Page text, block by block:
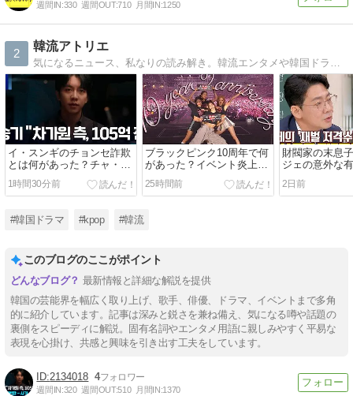
週間IN:330 週間OUT:710 月間IN:1250
2
韓流アトリエ
気になるニュース、私なりの読み解き。韓流エンタメや韓国ドラマの最新情報を独自の視点で。
イ・スンギのチョンセ詐欺
とは何があった？チャ・ガ
ウォンとの関係に迫る
1時間30分前
ブラックピンク10周年で何
があった？イベント炎上理
由とジス謝罪の真相
25時間前
財閥家の末息
ジェの意外な
ない婿養子の
2日前
#韓国ドラマ #kpop #韓流
このブログのここがポイント
最新情報と詳細な解説を提供
韓国の芸能界を幅広く取り上げ、歌手、俳優、ドラマ、イベントまで多角
的に紹介しています。記事は深みと鋭さを兼ね備え、気になる噂や話題の
裏側をスピーディに解説。固有名詞やエンタメ用語に親しみやすく平易な
表現を心掛け、共感と興味を引き出す工夫をしています。
2134018 4
週間IN:320 週間OUT:510 月間IN:1370